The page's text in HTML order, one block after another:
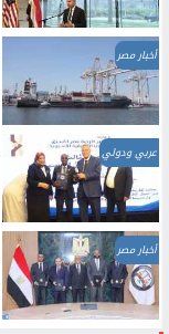
أخبار مصر
عربي ودولي
أخبار مصر